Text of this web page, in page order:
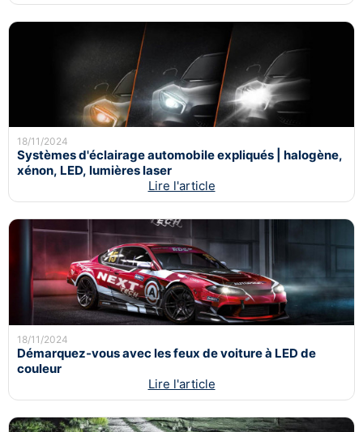
18/11/2024
Systèmes d'éclairage automobile expliqués | halogène,
xénon, LED, lumières laser
Lire l'article
18/11/2024
Démarquez-vous avec les feux de voiture à LED de
couleur
Lire l'article